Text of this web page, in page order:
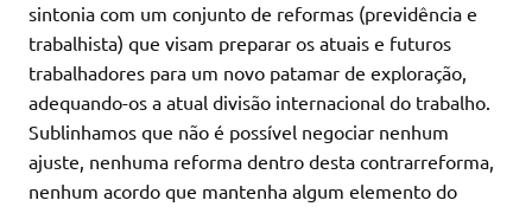
sintonia com um conjunto de reformas (previdência e
trabalhista) que visam preparar os atuais e futuros
trabalhadores para um novo patamar de exploração,
adequando-os a atual divisão internacional do trabalho.
Sublinhamos que não é possível negociar nenhum
ajuste, nenhuma reforma dentro desta contrarreforma,
nenhum acordo que mantenha algum elemento do